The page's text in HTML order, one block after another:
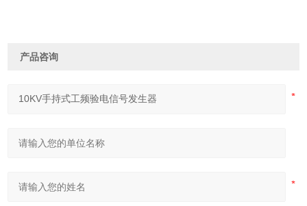
产品咨询